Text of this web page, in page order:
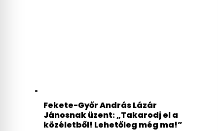
Fekete-Győr András Lázár
Jánosnak üzent: „Takarodj el a
közéletből! Lehetőleg még ma!”